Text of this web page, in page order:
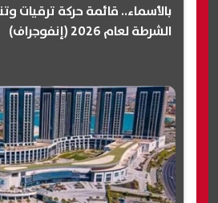
بالأسماء.. قائمة حركة ترقيات
الشرطة لعام 2026 (إنفوجراف)